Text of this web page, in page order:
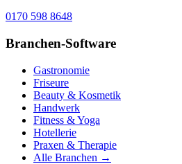
0170 598 8648
Branchen-Software
Gastronomie
Friseure
Beauty & Kosmetik
Handwerk
Fitness & Yoga
Hotellerie
Praxen & Therapie
Alle Branchen →